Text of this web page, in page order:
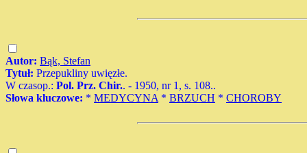
Autor: Bąk, Stefan
Tytuł: Przepukliny uwięzłe.
W czasop.: Pol. Prz. Chir.. - 1950, nr 1, s. 108..
Słowa kluczowe: * MEDYCYNA * BRZUCH * CHOROBY